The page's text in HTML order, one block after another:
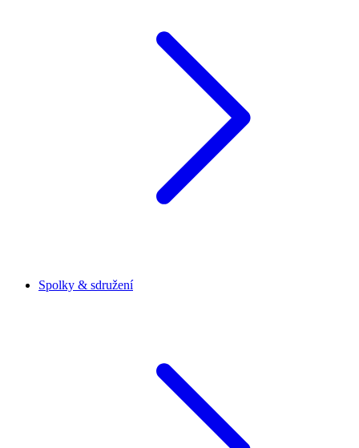
Spolky & sdružení